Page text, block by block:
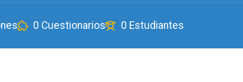
0 Cuestionarios 0 Estudiantes